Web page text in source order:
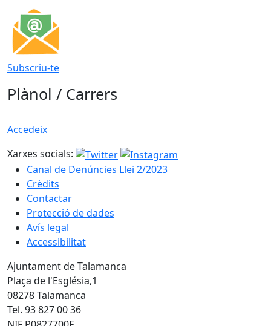
Subscriu-te
Plànol / Carrers
Accedeix
Xarxes socials:
Canal de Denúncies Llei 2/2023
Crèdits
Contactar
Protecció de dades
Avís legal
Accessibilitat
Ajuntament de Talamanca
Plaça de l'Església,1
08278 Talamanca
Tel. 93 827 00 36